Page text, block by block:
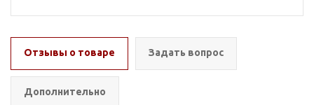
Отзывы о товаре Задать вопрос
Дополнительно